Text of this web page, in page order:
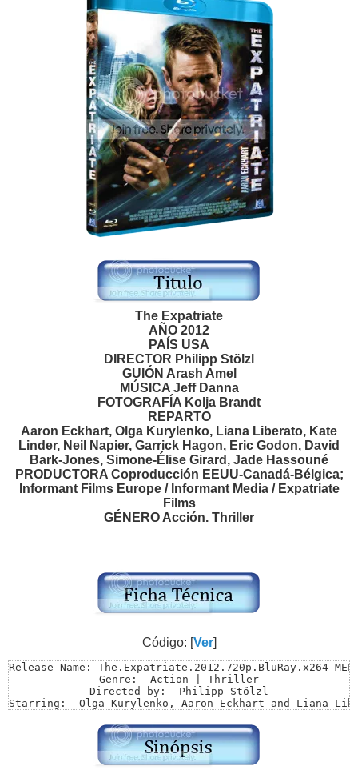
The Expatriate
AÑO 2012
PAÍS USA
DIRECTOR Philipp Stölzl
GUIÓN Arash Amel
MÚSICA Jeff Danna
FOTOGRAFÍA Kolja Brandt
REPARTO
Aaron Eckhart, Olga Kurylenko, Liana Liberato, Kate
Linder, Neil Napier, Garrick Hagon, Eric Godon, David
Bark-Jones, Simone-Élise Girard, Jade Hassouné
PRODUCTORA Coproducción EEUU-Canadá-Bélgica;
Informant Films Europe / Informant Media / Expatriate
Films
GÉNERO Acción. Thriller
Código: [Ver]
Release Name: The.Expatriate.2012.720p.BluRay.x264-
Genre:  Action | Thriller
Directed by:  Philipp Stölzl
Starring:  Olga Kurylenko, Aaron Eckhart and Liana
Video: MKV | 1280×544 | 4717 kbps
Audio: English | DTS | 1509 Kbps
Subtitulos ESPAÑOL LATINO SRT DENTRO DEL RAR
Pass.: M23